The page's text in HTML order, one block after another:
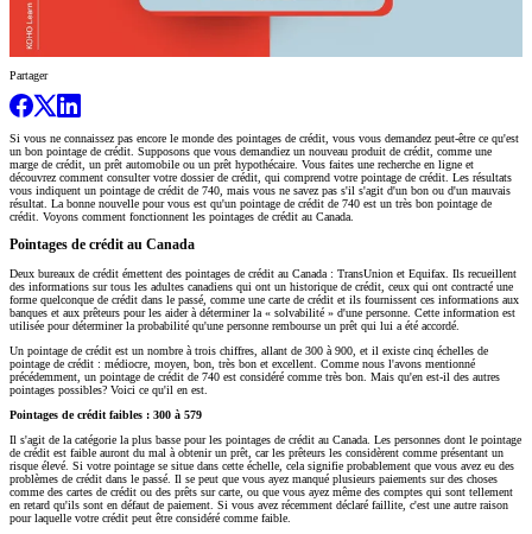
Partager
Si vous ne connaissez pas encore le monde des pointages de crédit, vous vous demandez peut-être ce qu'est
un bon pointage de crédit. Supposons que vous demandiez un nouveau produit de crédit, comme une
marge de crédit, un prêt automobile ou un prêt hypothécaire. Vous faites une recherche en ligne et
découvrez comment consulter votre dossier de crédit, qui comprend votre pointage de crédit. Les résultats
vous indiquent un pointage de crédit de 740, mais vous ne savez pas s'il s'agit d'un bon ou d'un mauvais
résultat. La bonne nouvelle pour vous est qu'un pointage de crédit de 740 est un très bon pointage de
crédit. Voyons comment fonctionnent les pointages de crédit au Canada.
Pointages de crédit au Canada
Deux bureaux de crédit émettent des pointages de crédit au Canada : TransUnion et Equifax. Ils recueillent
des informations sur tous les adultes canadiens qui ont un historique de crédit, ceux qui ont contracté une
forme quelconque de crédit dans le passé, comme une carte de crédit et ils fournissent ces informations aux
banques et aux prêteurs pour les aider à déterminer la « solvabilité » d'une personne. Cette information est
utilisée pour déterminer la probabilité qu'une personne rembourse un prêt qui lui a été accordé.
Un pointage de crédit est un nombre à trois chiffres, allant de 300 à 900, et il existe cinq échelles de
pointage de crédit : médiocre, moyen, bon, très bon et excellent. Comme nous l'avons mentionné
précédemment, un pointage de crédit de 740 est considéré comme très bon. Mais qu'en est-il des autres
pointages possibles? Voici ce qu'il en est.
Pointages de crédit faibles : 300 à 579
Il s'agit de la catégorie la plus basse pour les pointages de crédit au Canada. Les personnes dont le pointage
de crédit est faible auront du mal à obtenir un prêt, car les prêteurs les considèrent comme présentant un
risque élevé. Si votre pointage se situe dans cette échelle, cela signifie probablement que vous avez eu des
problèmes de crédit dans le passé. Il se peut que vous ayez manqué plusieurs paiements sur des choses
comme des cartes de crédit ou des prêts sur carte, ou que vous ayez même des comptes qui sont tellement
en retard qu'ils sont en défaut de paiement. Si vous avez récemment déclaré faillite, c'est une autre raison
pour laquelle votre crédit peut être considéré comme faible.